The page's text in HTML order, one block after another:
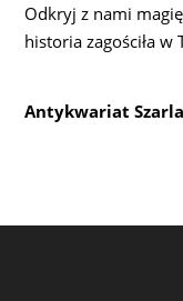
Odkryj z nami
historia zagościła
Antykwariat